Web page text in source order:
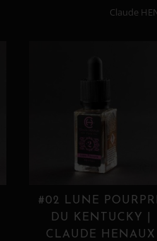
Claude
#02 LUNE
DU KENTUCKY |
CLAUDE HENAUX